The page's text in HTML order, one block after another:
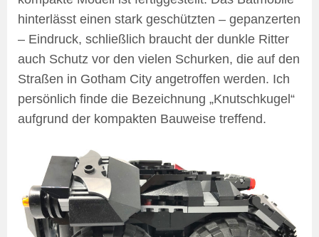
hinterlässt einen stark geschützten – gepanzerten
– Eindruck, schließlich braucht der dunkle Ritter
auch Schutz vor den vielen Schurken, die auf den
Straßen in Gotham City angetroffen werden. Ich
persönlich finde die Bezeichnung „Knutschkugel“
aufgrund der kompakten Bauweise treffend.